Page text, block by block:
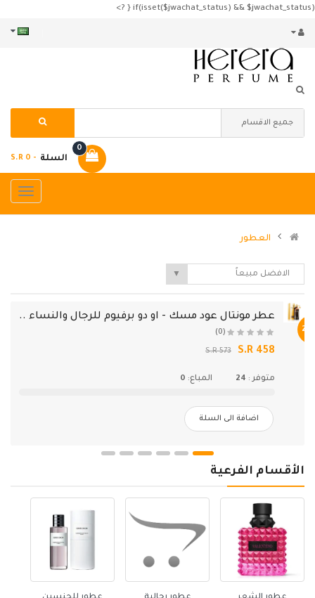
if(isset($jwachat_status) && $jwachat_status) { ?>
السلة
0
- S.R 0
العطور
الافضل مبيعاً ▼
عطر مونتال عود مسك - او دو برفيوم للرجال والنساء ..
(0)
S.R 458
S.R 573
متوفر : 24 المباع: 0
اضافة الى السلة
الأقسام الفرعية